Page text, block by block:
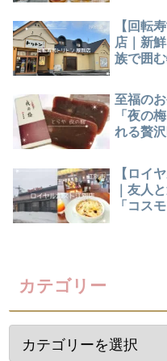
【回転
店｜新
族で囲
至福の
「夜の
れる贅
【ロイ
｜友人
「コス
カテゴリー